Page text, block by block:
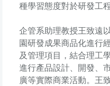
種學習態度對於研發工
企管系助理教授王致遠
園研發成果商品化進行
及管理項目，結合理工
進行產品設計、開發、
廣等實際商業活動。王